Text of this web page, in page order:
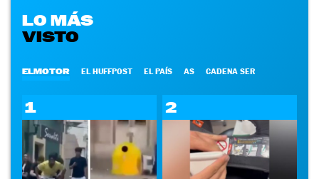
LO MÁS
VISTO
ELMOTOR EL HUFFPOST EL PAÍS AS CADENA SER
1 2